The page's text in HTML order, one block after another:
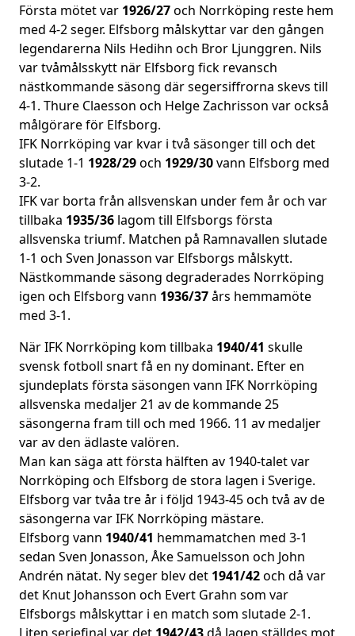
Första mötet var 1926/27och Norrköping reste hem
med 4-2 seger. Elfsborg målskyttar var den gången
legendarerna Nils Hedihn och Bror Ljunggren. Nils
var tvåmålsskytt när Elfsborg fick revansch
nästkommande säsong där segersiffrorna skevs till
4-1. Thure Claesson och Helge Zachrisson var också
målgörare för Elfsborg.
IFK Norrköping var kvar i två säsonger till och det
slutade 1-1 1928/29och 1929/30vann Elfsborg med
3-2.
IFK var borta från allsvenskan under fem år och var
tillbaka 1935/36 lagom till Elfsborgs första
allsvenska triumf. Matchen på Ramnavallen slutade
1-1 och Sven Jonasson var Elfsborgs målskytt.
Nästkommande säsong degraderades Norrköping
igen och Elfsborg vann 1936/37års hemmamöte
med 3-1.
När IFK Norrköping kom tillbaka 1940/41 skulle
svensk fotboll snart få en ny dominant. Efter en
sjundeplats första säsongen vann IFK Norrköping
allsvenska medaljer 21 av de kommande 25
säsongerna fram till och med 1966. 11 av medaljer
var av den ädlaste valören.
Man kan säga att första hälften av 1940-talet var
Norrköping och Elfsborg de stora lagen i Sverige.
Elfsborg var tvåa tre år i följd 1943-45 och två av de
säsongerna var IFK Norrköping mästare.
Elfsborg vann 1940/41 hemmamatchen med 3-1
sedan Sven Jonasson, Åke Samuelsson och John
Andrén nätat. Ny seger blev det 1941/42och då var
det Knut Johansson och Evert Grahn som var
Elfsborgs målskyttar i en match som slutade 2-1.